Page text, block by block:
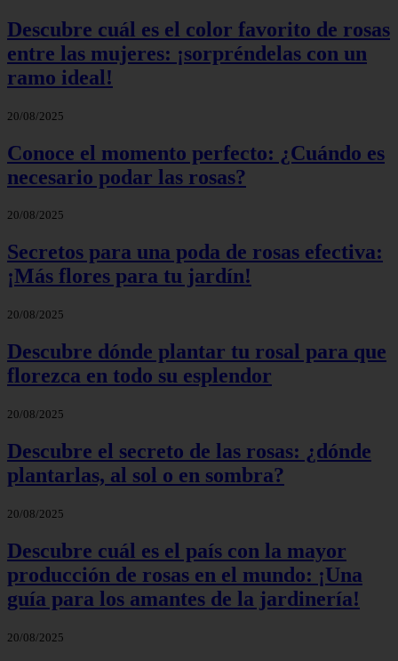
Descubre cuál es el color favorito de rosas
entre las mujeres: ¡sorpréndelas con un
ramo ideal!
20/08/2025
Conoce el momento perfecto: ¿Cuándo es
necesario podar las rosas?
20/08/2025
Secretos para una poda de rosas efectiva:
¡Más flores para tu jardín!
20/08/2025
Descubre dónde plantar tu rosal para que
florezca en todo su esplendor
20/08/2025
Descubre el secreto de las rosas: ¿dónde
plantarlas, al sol o en sombra?
20/08/2025
Descubre cuál es el país con la mayor
producción de rosas en el mundo: ¡Una
guía para los amantes de la jardinería!
20/08/2025